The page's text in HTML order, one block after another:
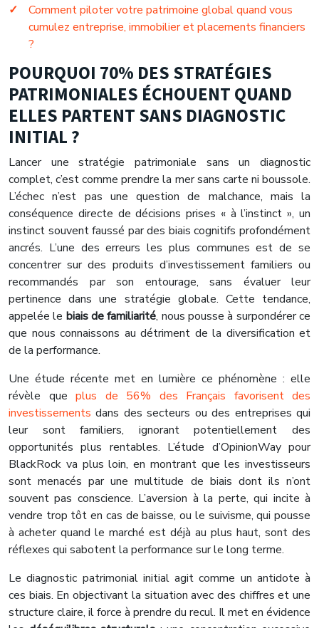
Comment piloter votre patrimoine global quand vous
cumulez entreprise, immobilier et placements financiers
?
POURQUOI 70% DES STRATÉGIES
PATRIMONIALES ÉCHOUENT QUAND
ELLES PARTENT SANS DIAGNOSTIC
INITIAL ?
Lancer une stratégie patrimoniale sans un diagnostic
complet, c’est comme prendre la mer sans carte ni boussole.
L’échec n’est pas une question de malchance, mais la
conséquence directe de décisions prises « à l’instinct », un
instinct souvent faussé par des biais cognitifs profondément
ancrés. L’une des erreurs les plus communes est de se
concentrer sur des produits d’investissement familiers ou
recommandés par son entourage, sans évaluer leur
pertinence dans une stratégie globale. Cette tendance,
appelée le biais de familiarité, nous pousse à surpondérer ce
que nous connaissons au détriment de la diversification et
de la performance.
Une étude récente met en lumière ce phénomène : elle
révèle que plus de 56% des Français favorisent des
investissements dans des secteurs ou des entreprises qui
leur sont familiers, ignorant potentiellement des
opportunités plus rentables. L’étude d’OpinionWay pour
BlackRock va plus loin, en montrant que les investisseurs
sont menacés par une multitude de biais dont ils n’ont
souvent pas conscience. L’aversion à la perte, qui incite à
vendre trop tôt en cas de baisse, ou le suivisme, qui pousse
à acheter quand le marché est déjà au plus haut, sont des
réflexes qui sabotent la performance sur le long terme.
Le diagnostic patrimonial initial agit comme un antidote à
ces biais. En objectivant la situation avec des chiffres et une
structure claire, il force à prendre du recul. Il met en évidence